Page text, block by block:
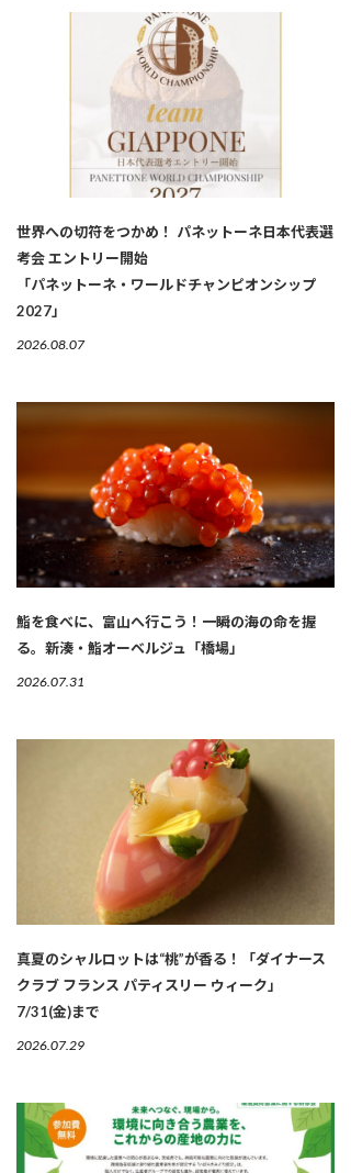
世界への切符をつかめ！ パネットーネ日本代表選
考会 エントリー開始
「パネットーネ・ワールドチャンピオンシップ
2027」
2026.08.07
鮨を食べに、富山へ行こう！一瞬の海の命を握
る。新湊・鮨オーベルジュ「橋場」
2026.07.31
真夏のシャルロットは“桃”が香る！「ダイナース
クラブ フランス パティスリー ウィーク」
7/31(金)まで
2026.07.29